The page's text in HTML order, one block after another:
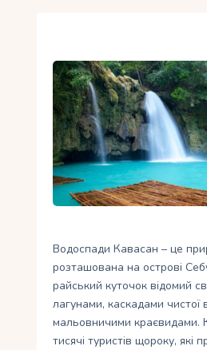
Інфо
Блог
Контакти
Укр
Водоспади Кавасан – це
розташована на острові
райський куточок відомий
лагунами, каскадами чистої
мальовничими краєвидами.
тисячі туристів щороку,